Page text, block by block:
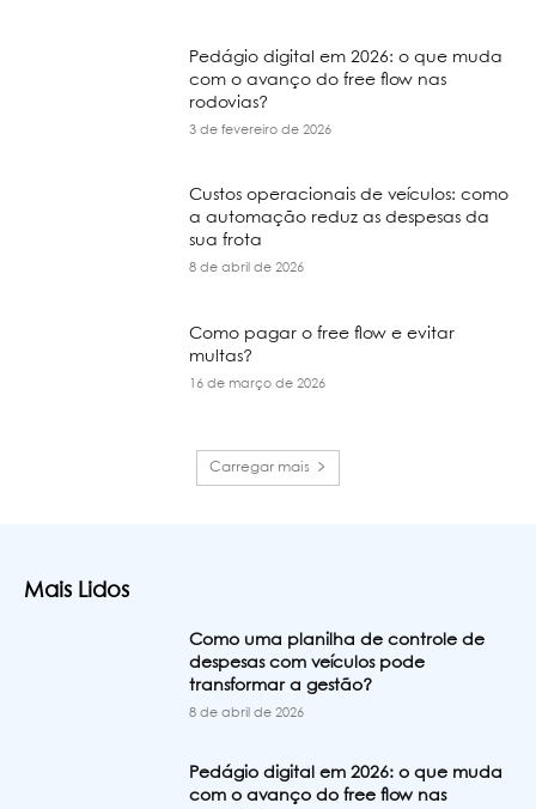
Pedágio digital em 2026: o que muda
com o avanço do free flow nas
rodovias?
3 de fevereiro de 2026
Custos operacionais de veículos: como
a automação reduz as despesas da
sua frota
8 de abril de 2026
Como pagar o free flow e evitar
multas?
16 de março de 2026
Carregar mais
Mais Lidos
Como uma planilha de controle de
despesas com veículos pode
transformar a gestão?
8 de abril de 2026
Pedágio digital em 2026: o que muda
com o avanço do free flow nas